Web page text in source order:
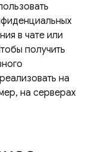
в чате или
получить
на
на серверах